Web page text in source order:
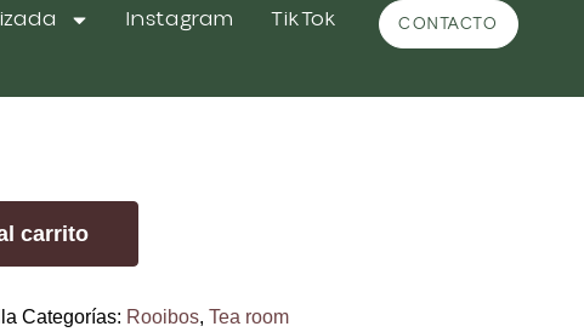
Instagram
TikTok
CONTACTO
carrito
Categorías: Rooibos, Tea room